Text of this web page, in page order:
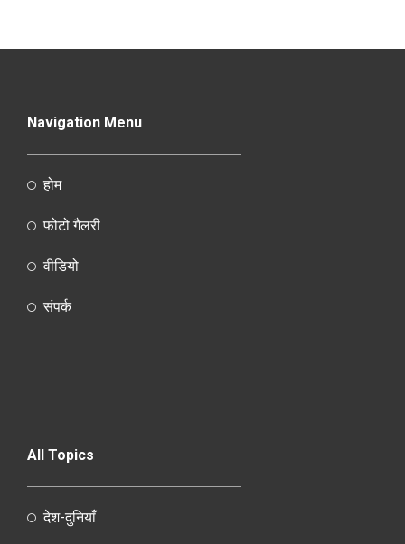
Navigation Menu
होम
फोटो गैलरी
वीडियो
संपर्क
All Topics
देश-दुनियाँ